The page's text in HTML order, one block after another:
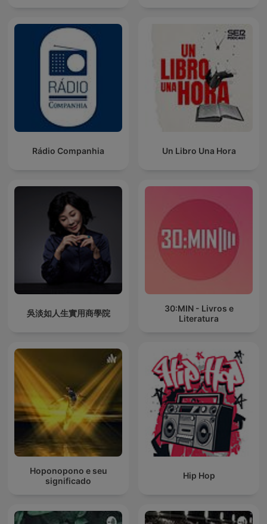
Rádio Companhia Un Libro Una Hora
吳淡如人生實用商學院
30:MIN - Livros e
Literatura
Hoponopono e seu
significado
Hip Hop